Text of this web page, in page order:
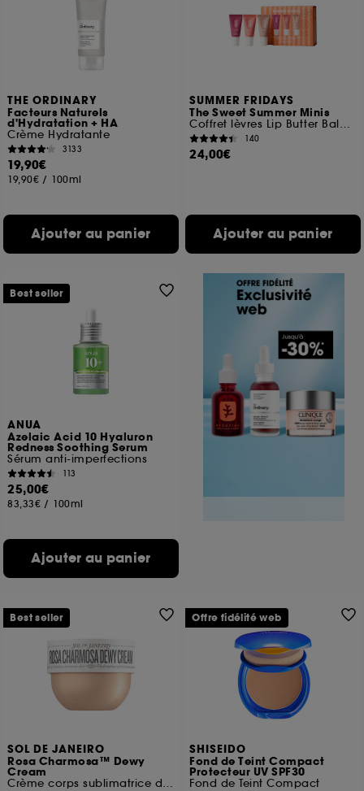
THE ORDINARY
Facteurs Naturels
d'Hydratation + HA
Crème Hydratante
3133
19,90€
19,90€ / 100ml
Ajouter au panier
SUMMER FRIDAYS
The Sweet Summer Minis
Coffret lèvres Lip Butter Balm Edition limitée
140
24,00€
Ajouter au panier
ANUA
Azelaic Acid 10 Hyaluron
Redness Soothing Serum
Sérum anti-imperfections
113
25,00€
83,33€ / 100ml
Ajouter au panier
Best seller
SOL DE JANEIRO
Rosa Charmosa™ Dewy
Cream
Crème corps sublimatrice d'éclat
Best seller
SHISEIDO
Fond de Teint Compact
Protecteur UV SPF30
Fond de Teint Compact
Offre fidélité web